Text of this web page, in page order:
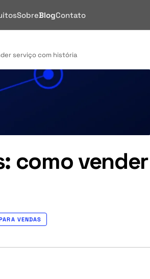
SobreBlogContato
serviço com história
como vender
VENDAS